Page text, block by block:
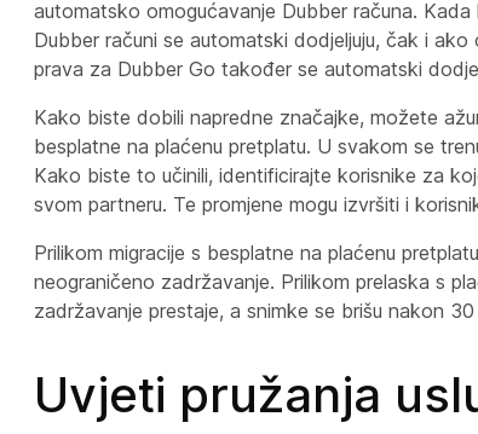
automatsko omogućavanje Dubber računa.
Dubber računi se automatski dodjeljuju, čak i
prava za Dubber Go također se automatski
Kako biste dobili napredne značajke, možete
besplatne na plaćenu pretplatu. U svakom se
Kako biste to učinili, identificirajte korisnike za
svom partneru. Te promjene mogu izvršiti i
Prilikom migracije s besplatne na plaćenu
neograničeno zadržavanje. Prilikom prelaska s
zadržavanje prestaje, a snimke se brišu nakon
Uvjeti pružanja